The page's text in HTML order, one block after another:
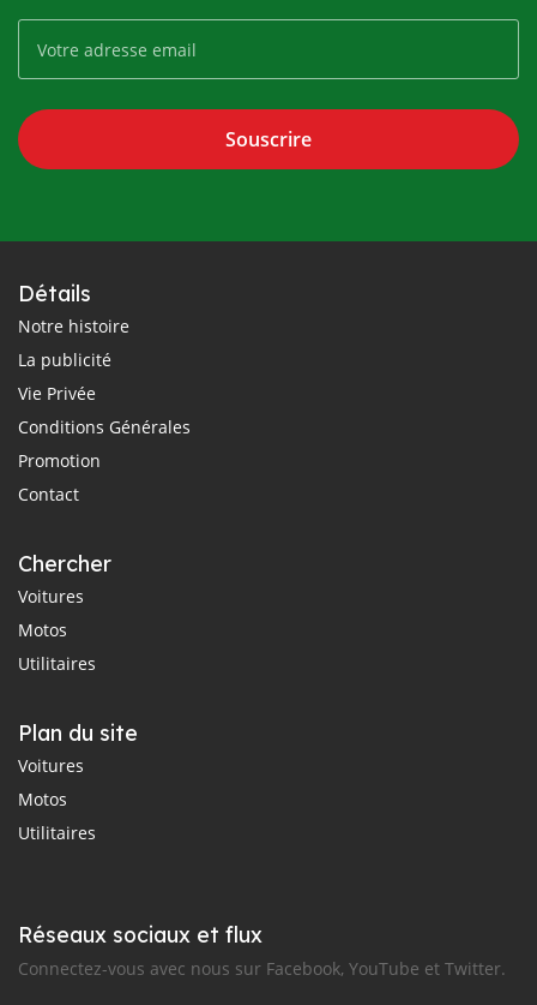
Souscrire
Détails
Notre histoire
La publicité
Vie Privée
Conditions Générales
Promotion
Contact
Chercher
Voitures
Motos
Utilitaires
Plan du site
Voitures
Motos
Utilitaires
Réseaux sociaux et flux
Connectez-vous avec nous sur Facebook, YouTube et Twitter.